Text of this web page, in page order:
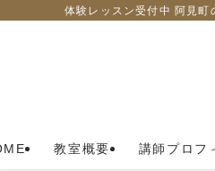
体験レッスン受付中 阿見町
教室概要 講師プロフ